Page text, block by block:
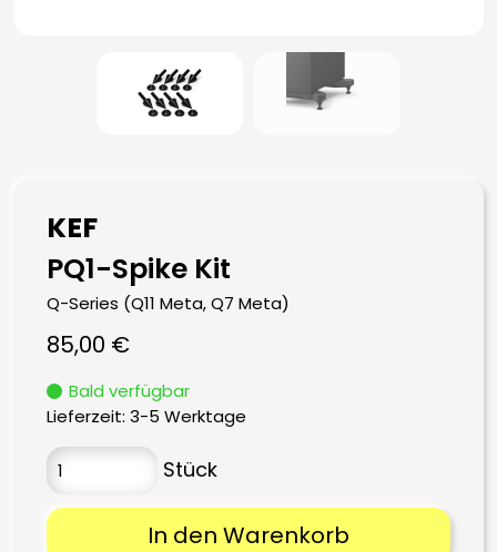
KEF
PQ1-Spike Kit
Q-Series (Q11 Meta, Q7 Meta)
85,00 €
Bald verfügbar
Lieferzeit: 3-5 Werktage
In den Warenkorb